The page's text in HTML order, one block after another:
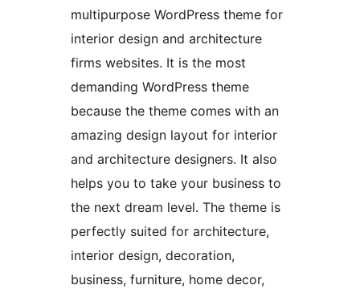
multipurpose WordPress theme for
interior design and architecture
firms websites. It is the most
demanding WordPress theme
because the theme comes with an
amazing design layout for interior
and architecture designers. It also
helps you to take your business to
the next dream level. The theme is
perfectly suited for architecture,
interior design, decoration,
business, furniture, home decor,